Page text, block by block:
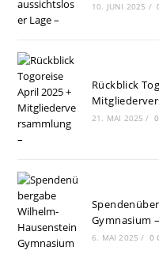
10. JUNI 2025 /
Rückblick
21. MAI 2025 /
Gymnasium –
6. MAI 2025 / 0